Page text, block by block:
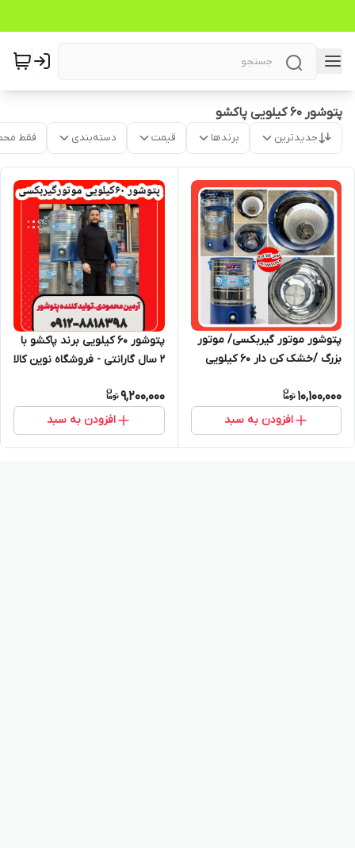
پتوشور ۶۰ کیلویی پاکشو
جدیدترین برندها قیمت دسته‌بندی فقط
پتوشور موتور گیربکسی/ موتور
بزرگ /خشک کن دار ۶۰ کیلویی
10,100,000
افزودن به سبد
پتوشور 60 کیلویی برند پاکشو با
2 سال گارانتی - فروشگاه نوین کالا
9,200,000
افزودن به سبد